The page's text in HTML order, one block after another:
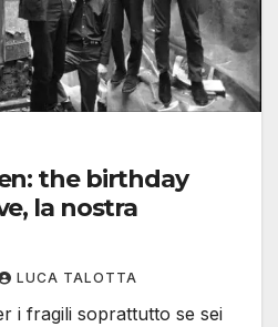
the birthday
la nostra
LUCA TALOTTA
i fragili soprattutto se sei